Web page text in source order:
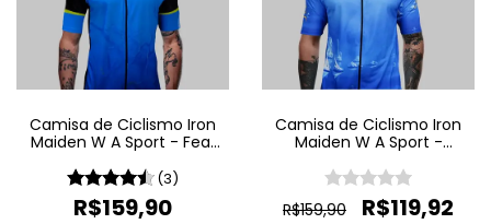
Camisa de Ciclismo Iron
Maiden W A Sport - Fear
(3)
R$159,90
Camisa de Ciclismo Iron
Maiden W A Sport -
Son
R$159,90
R$119,92